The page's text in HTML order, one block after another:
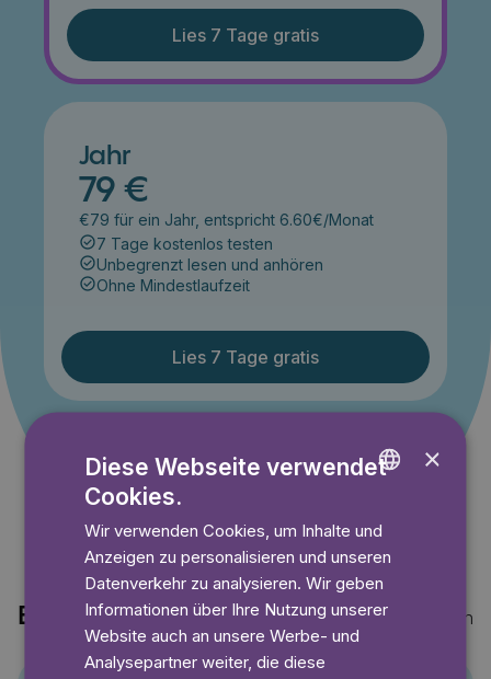
Lies 7 Tage gratis
Jahr
79 €
€79 für ein Jahr, entspricht 6.60€/Monat
7 Tage kostenlos testen
Unbegrenzt lesen und anhören
Ohne Mindestlaufzeit
Lies 7 Tage gratis
Angebot gültig bis einschließlich 14.09.2026. Nur für
Neukunden.
Entdecke auch Mehr anzeigen
GERMAN
×
Diese Webseite verwendet
Cookies.
Wir verwenden Cookies, um Inhalte und
Anzeigen zu personalisieren und unseren
Datenverkehr zu analysieren. Wir geben
Informationen über Ihre Nutzung unserer
Website auch an unsere Werbe- und
Analysepartner weiter, die diese